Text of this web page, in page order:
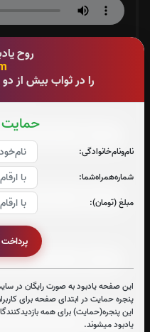
روح
را در ثواب بیش از
حمایت
نام‌و‌نام‌خانوادگی:
شماره‌همراه‌شما:
مبلغ (تومان):
پرداخت
این صفحه یادبود به صورت رایگان در
پنجره حمایت در ابتدای صفحه برای
این پنجره(حمایت) برای همه
یادبود میشوند.
صوت
صوت
صوت
صوت